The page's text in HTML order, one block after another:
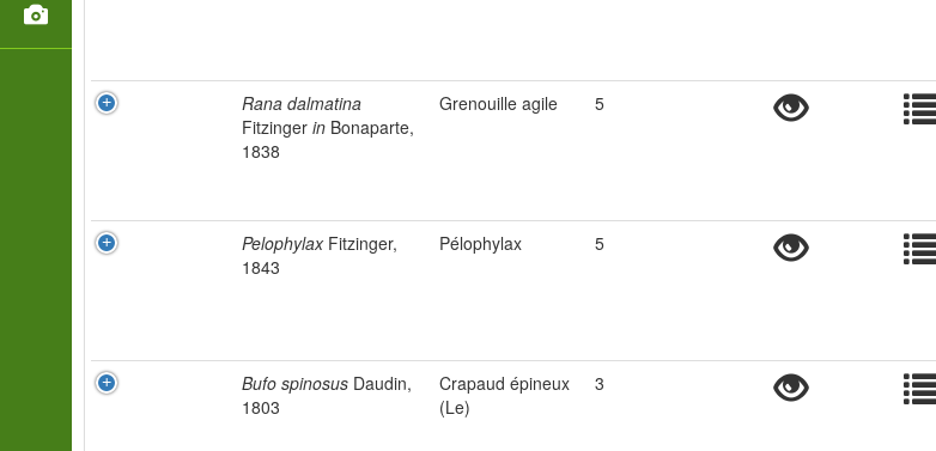
Rana dalmatina
Fitzinger in Bonaparte,
1838
Grenouille agile 5
PelophylaxFitzinger,
1843
Pélophylax 5
Bufo spinosus Daudin,
1803
Crapaud épineux
(Le)
3